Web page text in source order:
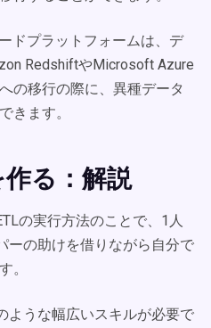
ドプラットフォームは、デ
RedshiftやMicrosoft Azure
の移行の際に、異種データ
きます。
る：解説
の実行方法のことで、1人
ーの助けを借りながら自分で
。
ような幅広いスキルが必要で